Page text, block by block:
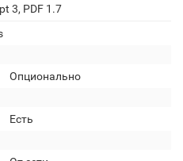
3, PDF 1.7
Опционально
Есть